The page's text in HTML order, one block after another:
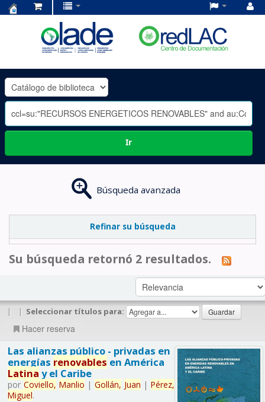
OLADE
-
Ir
Búsqueda avanzada
Refinar su búsqueda
Su búsqueda retornó 2 resultados.
| | Seleccionar títulos para:
Hacer reserva
Las alianzas público - privadas en
energías renovables en América
Latina y el Caribe
por Coviello, Manlio | Gollán, Juan | Pérez,
Miguel.